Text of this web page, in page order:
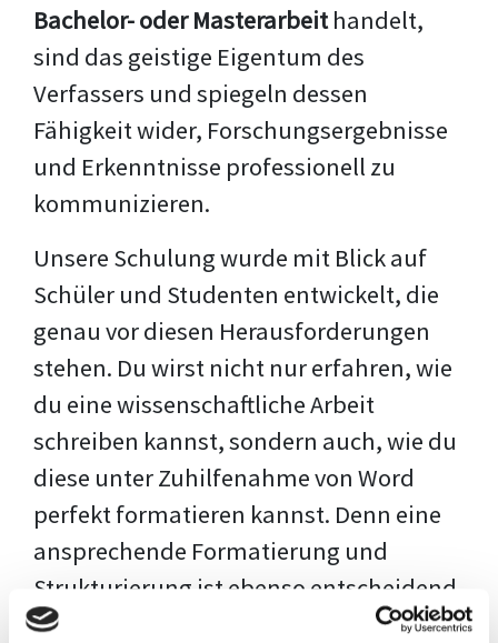
Bachelor- oder Masterarbeithandelt,
sind das geistige Eigentum des
Verfassers und spiegeln dessen
Fähigkeit wider, Forschungsergebnisse
und Erkenntnisse professionell zu
kommunizieren.
Unsere Schulung wurde mit Blick auf
Schüler und Studenten entwickelt, die
genau vor diesen Herausforderungen
stehen. Du wirst nicht nur erfahren, wie
du eine wissenschaftliche Arbeit
schreiben kannst, sondern auch, wie du
diese unter Zuhilfenahme von Word
perfekt formatieren kannst. Denn eine
ansprechende Formatierung und
Strukturierung ist ebenso entscheidend
wie der Inhalt selbst. Jeder Prüfer hat